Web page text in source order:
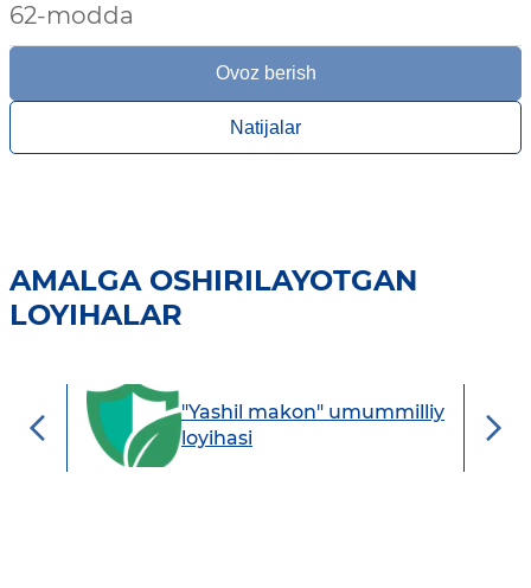
62-modda
Ovoz berish
Natijalar
AMALGA OSHIRILAYOTGAN
LOYIHALAR
"Yashil makon" umummilliy
loyihasi